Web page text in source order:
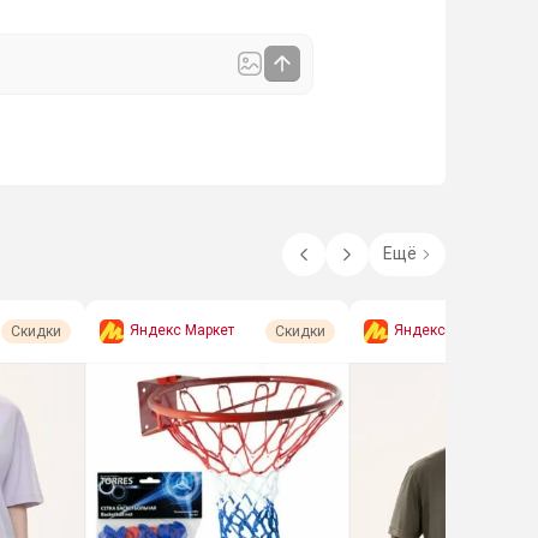
Ещё
Скидки Яндекс Маркет Скидки Яндекс Маркет